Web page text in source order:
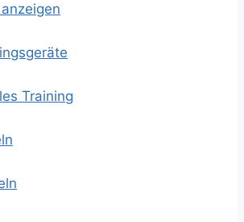
Training